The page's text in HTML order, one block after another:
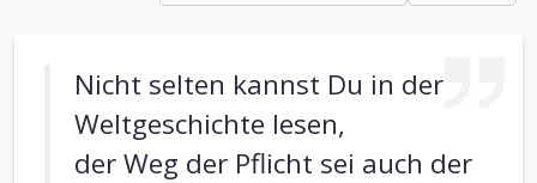
Nicht selten kannst Du in der
Weltgeschichte lesen,
der Weg der Pflicht sei auch der